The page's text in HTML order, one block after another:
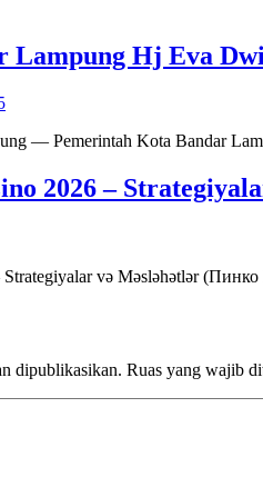
Hj Eva
— Pemerintah Kota Bandar
2026 –
Strategiyalar və Məsləhətlər
dipublikasikan. Ruas yang wajib